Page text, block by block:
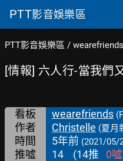
PTT影音娛樂區
PTT影音娛樂區 /
[情報] 六人行-當我們
看板 wearefriends
作者 Christelle (夏月
時間 5年前 (2021/05/
推噓 14 (14推 0噓